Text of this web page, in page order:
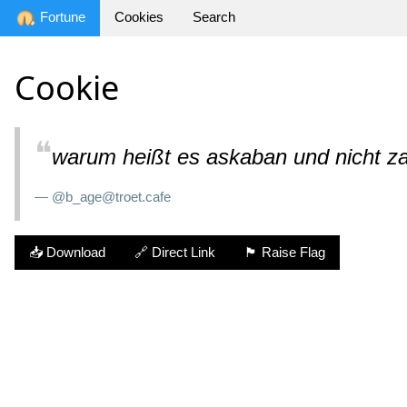
Fortune Cookies Search
Cookie
❝warum heißt es askaban und nicht
— @b_age@troet.cafe
📥 Download 🔗 Direct Link 🏴 Raise Flag